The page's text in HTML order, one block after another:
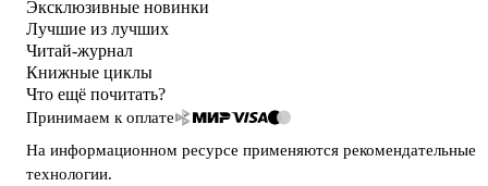
Эксклюзивные новинки
Лучшие из лучших
Читай-журнал
Книжные циклы
Что ещё почитать?
Принимаем к оплате
На информационном ресурсе применяются рекомендательные
технологии.